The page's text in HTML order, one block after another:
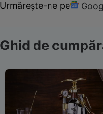
Urmărește-ne pe
Ghid de